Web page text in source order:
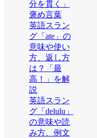
分を貫く」
褒め言葉
英語スラン
グ「ate」の
意味や使い
方、返し方
は？「最
高！」を解
説
英語スラン
グ「delulu」
の意味や読
み方、例文